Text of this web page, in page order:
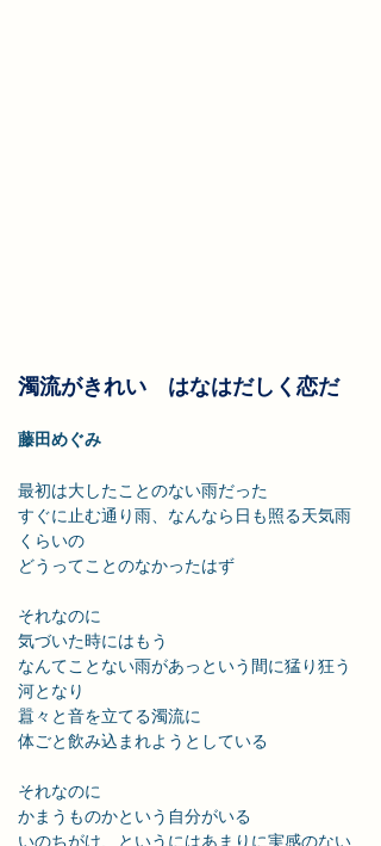
濁流がきれい　はなはだしく恋だ
藤田めぐみ
最初は大したことのない雨だった
すぐに止む通り雨、なんなら日も照る天気雨
くらいの
どうってことのなかったはず
それなのに
気づいた時にはもう
なんてことない雨があっという間に猛り狂う
河となり
囂々と音を立てる濁流に
体ごと飲み込まれようとしている
それなのに
かまうものかという自分がいる
いのちがけ、というにはあまりに実感のない